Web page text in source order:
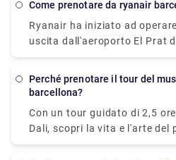
completamente immersiva,
uno o tutti gli altri siti
metodo più conveniente per
dall'aeroporto alla tua nave.
trasferimento per un viaggio
visita Rydeu oggi!
Come prenotare da ryanair
Ryanair ha iniziato ad
uscita dall'aeroporto El Prat
Barcellona, il principale
Perché prenotare il tour del museo di salvador dali da
barcellona?
Con un tour guidato di 2,5
Dali, scopri la vita e l'arte del
famoso della Spagna,